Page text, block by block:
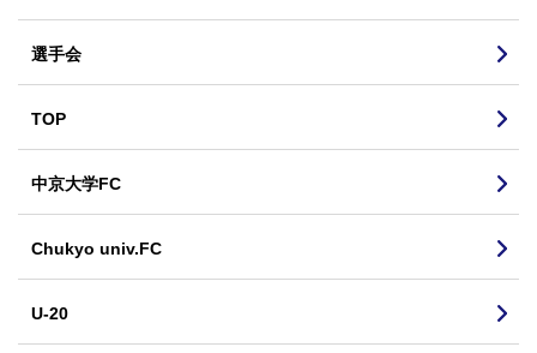
選手会
TOP
中京大学FC
Chukyo univ.FC
U-20